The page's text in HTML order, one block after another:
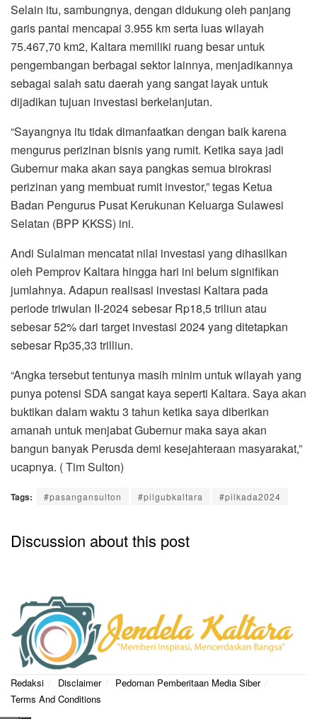
Selain itu, sambungnya, dengan didukung oleh panjang
garis pantai mencapai 3.955 km serta luas wilayah
75.467,70 km2, Kaltara memiliki ruang besar untuk
pengembangan berbagai sektor lainnya, menjadikannya
sebagai salah satu daerah yang sangat layak untuk
dijadikan tujuan investasi berkelanjutan.
“Sayangnya itu tidak dimanfaatkan dengan baik karena
mengurus perizinan bisnis yang rumit. Ketika saya jadi
Gubernur maka akan saya pangkas semua birokrasi
perizinan yang membuat rumit investor,” tegas Ketua
Badan Pengurus Pusat Kerukunan Keluarga Sulawesi
Selatan (BPP KKSS) ini.
Andi Sulaiman mencatat nilai investasi yang dihasilkan
oleh Pemprov Kaltara hingga hari ini belum signifikan
jumlahnya. Adapun realisasi investasi Kaltara pada
periode triwulan II-2024 sebesar Rp18,5 triliun atau
sebesar 52% dari target investasi 2024 yang ditetapkan
sebesar Rp35,33 trilliun.
“Angka tersebut tentunya masih minim untuk wilayah yang
punya potensi SDA sangat kaya seperti Kaltara. Saya akan
buktikan dalam waktu 3 tahun ketika saya diberikan
amanah untuk menjabat Gubernur maka saya akan
bangun banyak Perusda demi kesejahteraan masyarakat,”
ucapnya. ( Tim Sulton)
Tags: #pasangansulton #pilgubkaltara #pilkada2024
Discussion about this post
Redaksi Disclaimer
Pedoman Pemberitaan Media Siber
Terms And Conditions